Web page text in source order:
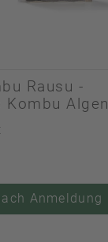
Rausu -
Kombu Algen
Anmeldung